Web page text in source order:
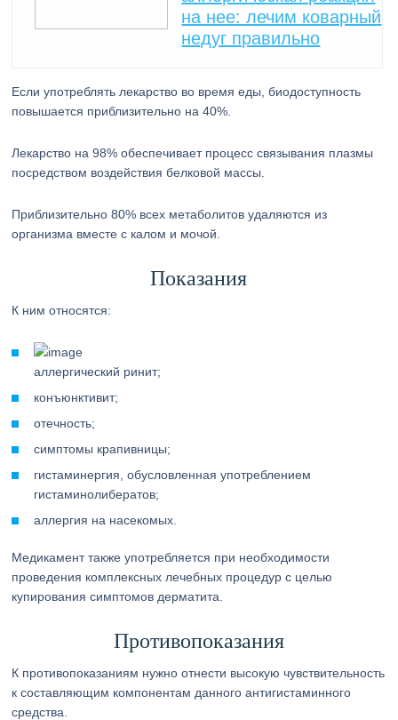
на нее: лечим коварный
недуг правильно
Если употреблять лекарство во время еды, биодоступность
повышается приблизительно на 40%.
Лекарство на 98% обеспечивает процесс связывания плазмы
посредством воздействия белковой массы.
Приблизительно 80% всех метаболитов удаляются из
организма вместе с калом и мочой.
Показания
К ним относятся:
аллергический ринит;
конъюнктивит;
отечность;
симптомы крапивницы;
гистаминергия, обусловленная употреблением
гистаминолибератов;
аллергия на насекомых.
Медикамент также употребляется при необходимости
проведения комплексных лечебных процедур с целью
купирования симптомов дерматита.
Противопоказания
К противопоказаниям нужно отнести высокую чувствительность
к составляющим компонентам данного антигистаминного
средства.